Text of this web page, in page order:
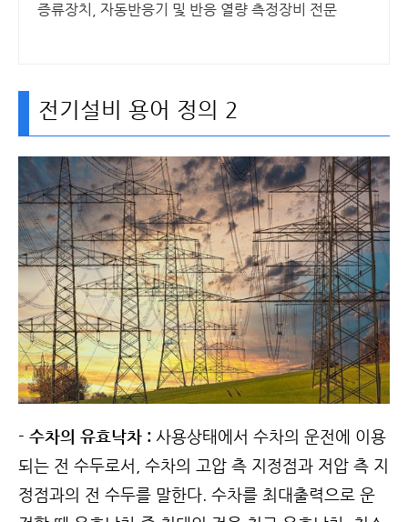
증류장치, 자동반응기 및 반응 열량 측정장비 전문
전기설비 용어 정의 2
- 수차의 유효낙차 : 사용상태에서 수차의 운전에 이용
되는 전 수두로서, 수차의 고압 측 지정점과 저압 측 지
정점과의 전 수두를 말한다. 수차를 최대출력으로 운